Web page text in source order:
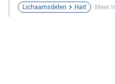
Lichaamsdelen Hart Meer